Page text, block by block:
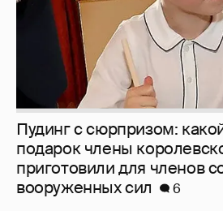
Пудинг с сюрпризом:
подарок члены
приготовили для членов
вооруженных сил
6